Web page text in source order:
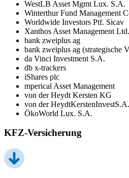
WestLB Asset Mgmt Lux. S.A.
Winterthur Fund Management
Worldwide Investors Ptf. Sicav
Xanthos Asset Management Ltd.
bank zweiplus ag
bank zweiplus ag (strategische
da Vinci Investment S.A.
db x-trackers
iShares plc
mperical Asset Management
von der Heydt Kersten KG
von der HeydtKerstenInvestS.A.
ÖkoWorld Lux. S.A.
KFZ-Versicherung